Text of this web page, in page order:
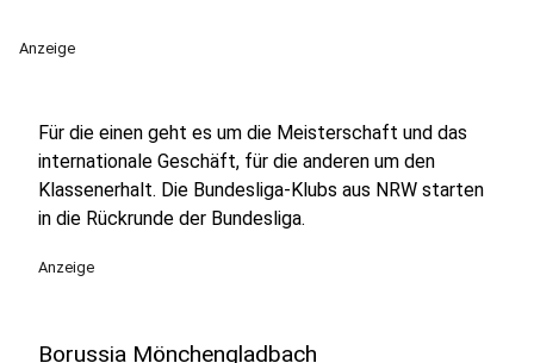
Anzeige
Für die einen geht es um die Meisterschaft und das
internationale Geschäft, für die anderen um den
Klassenerhalt. Die Bundesliga-Klubs aus NRW starten
in die Rückrunde der Bundesliga.
Anzeige
Borussia Mönchengladbach